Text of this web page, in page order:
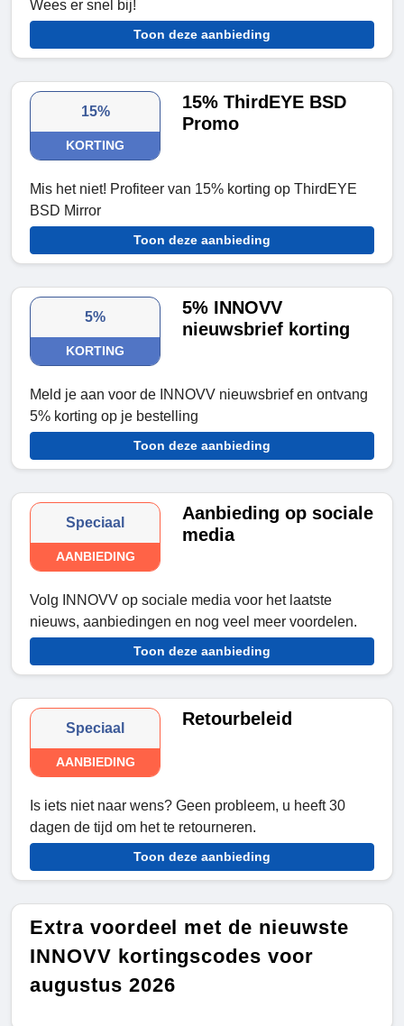
Wees er snel bij!
Toon deze aanbieding
15%
KORTING
15% ThirdEYE BSD
Promo
Mis het niet! Profiteer van 15% korting op ThirdEYE
BSD Mirror
Toon deze aanbieding
5%
KORTING
5% INNOVV
nieuwsbrief korting
Meld je aan voor de INNOVV nieuwsbrief en ontvang
5% korting op je bestelling
Toon deze aanbieding
Speciaal
AANBIEDING
Aanbieding op sociale
media
Volg INNOVV op sociale media voor het laatste
nieuws, aanbiedingen en nog veel meer voordelen.
Toon deze aanbieding
Speciaal
AANBIEDING
Retourbeleid
Is iets niet naar wens? Geen probleem, u heeft 30
dagen de tijd om het te retourneren.
Toon deze aanbieding
Extra voordeel met de nieuwste
INNOVV kortingscodes voor
augustus 2026